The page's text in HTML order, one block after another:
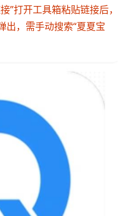
”打开工具箱粘贴链接后，
出，需手动搜索“夏夏宝